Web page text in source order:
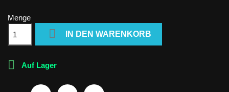
Menge
 IN DEN WARENKORB
 Auf Lager